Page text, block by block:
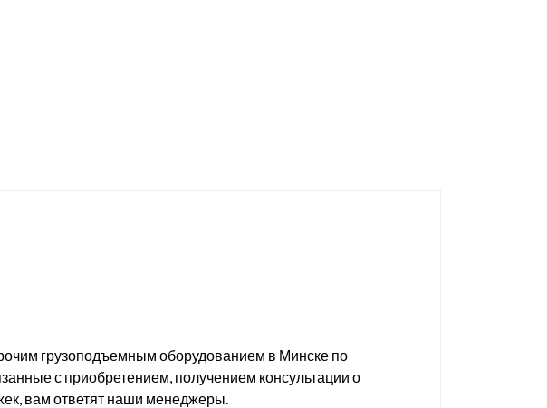
грузоподъемным оборудованием в Минске по
с приобретением, получением консультации о
вам ответят наши менеджеры.